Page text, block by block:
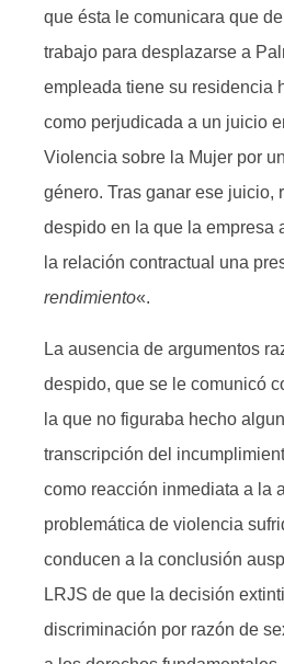
que ésta le comunicara que
trabajo para desplazarse a
empleada tiene su residencia
como perjudicada a un juicio
Violencia sobre la Mujer por
género. Tras ganar ese juicio,
despido en la que la empresa
la relación contractual una
rendimiento«.
La ausencia de argumentos
despido, que se le comunicó
la que no figuraba hecho
transcripción del
como reacción inmediata a la
problemática de violencia
conducen a la conclusión
LRJS de que la decisión
discriminación por razón de